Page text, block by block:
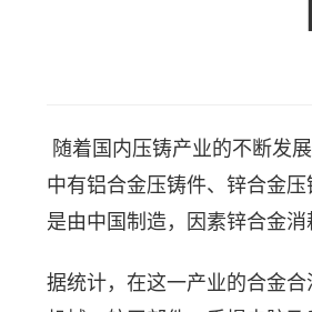
随着国内压铸产业的不断发
中有铝合金压铸件、锌合金
是由中国制造，因素锌合金消
据统计，在这一产业的合金